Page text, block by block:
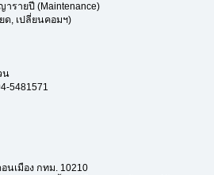
รายปี (Maintenance)
ด, เปลี่ยนคอมฯ)
น
5481571
นเมือง กทม. 10210